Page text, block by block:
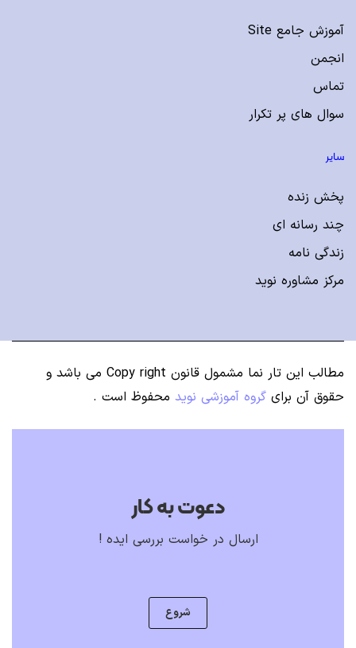
آموزش جامع Site
انجمن
تماس
سوال های پر تکرار
سایر
پخش زنده
چند رسانه ای
زندگی نامه
مرکز مشاوره نوید
مطالب این تار نما مشمول قانون Copy right می باشد
و
حقوق آن برای گروه آموزشی نوید محفوظ است .
دعوت به کار
ارسال در خواست بررسی ایده !
شروع